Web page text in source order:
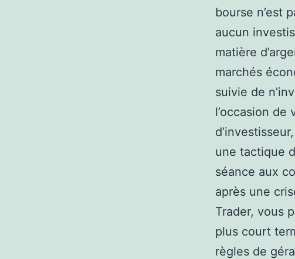
bourse n’est
aucun
matière
marchés
suivie de
l’occasion de
une tactique
séance aux
après une
Trader, vous
plus court
règles de